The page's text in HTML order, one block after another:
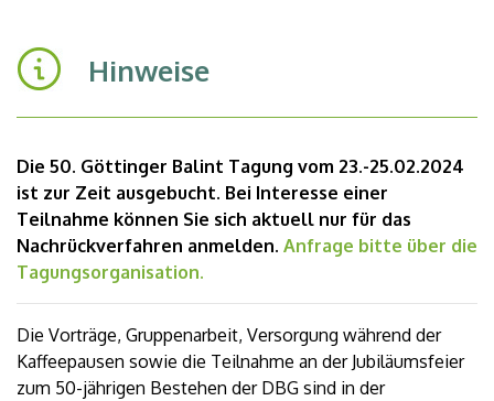
Hinweise
Die 50. Göttinger Balint Tagung vom 23.-25.02.2024
ist zur Zeit ausgebucht. Bei Interesse einer
Teilnahme können Sie sich aktuell nur für das
Nachrückverfahren anmelden. Anfrage bitte über die
Tagungsorganisation.
Die Vorträge, Gruppenarbeit, Versorgung während der
Kaffeepausen sowie die Teilnahme an der Jubiläumsfeier
zum 50-jährigen Bestehen der DBG sind in der